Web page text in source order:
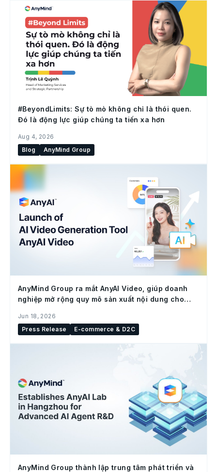
#BeyondLimits: Sự tò mò không chỉ là thói quen.
Đó là động lực giúp chúng ta tiến xa hơn
Aug 4, 2026
Blog
AnyMind Group
AnyMind Group ra mắt AnyAI Video, giúp doanh
nghiệp mở rộng quy mô sản xuất nội dung cho
Jun 18, 2026
Press Release
E-commerce & D2C
AnyMind Group thành lập trung tâm phát triển và